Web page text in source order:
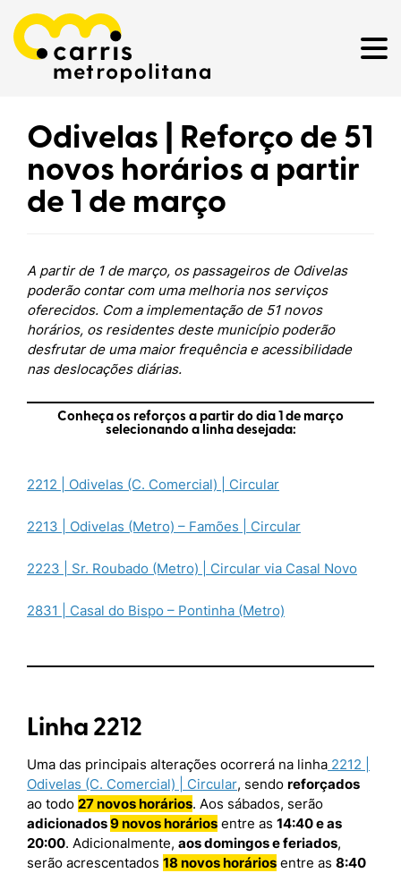
Odivelas | Reforço de 51
novos horários a partir
de 1 de março
A partir de 1 de março, os passageiros de Odivelas
poderão contar com uma melhoria nos serviços
oferecidos. Com a implementação de 51 novos
horários, os residentes deste município poderão
desfrutar de uma maior frequência e acessibilidade
nas deslocações diárias.
Conheça os reforços a partir do dia 1 de março
selecionando a linha desejada:
2212 | Odivelas (C. Comercial) | Circular
2213 | Odivelas (Metro) – Famões | Circular
2223 | Sr. Roubado (Metro) | Circular via Casal Novo
2831 | Casal do Bispo – Pontinha (Metro)
Linha 2212
Uma das principais alterações ocorrerá na linha 2212 |
Odivelas (C. Comercial) | Circular, sendo reforçados
ao todo 27 novos horários. Aos sábados, serão
adicionados9 novos horários entre as 14:40 e as
20:00. Adicionalmente, aos domingos e feriados,
serão acrescentados 18 novos horários entre as 8:40